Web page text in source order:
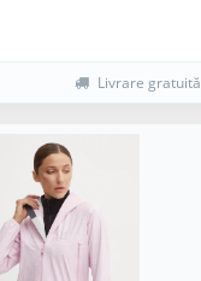
Livrare gratuită